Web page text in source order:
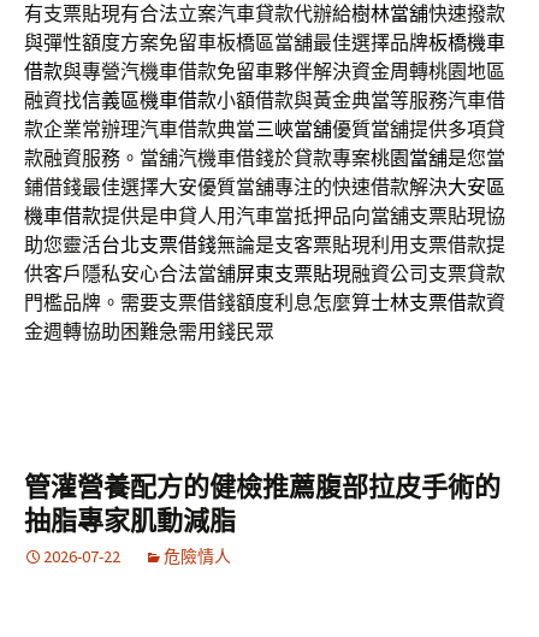
有支票貼現有合法立案汽車貸款代辦給樹林當舖快速撥款
與彈性額度方案免留車板橋區當舖最佳選擇品牌板橋機車
借款與專營汽機車借款免留車夥伴解決資金周轉桃園地區
融資找信義區機車借款小額借款與黃金典當等服務汽車借
款企業常辦理汽車借款典當三峽當舖優質當舖提供多項貸
款融資服務。當舖汽機車借錢於貸款專案桃園當舖是您當
鋪借錢最佳選擇大安優質當舖專注的快速借款解決大安區
機車借款提供是申貸人用汽車當抵押品向當舖支票貼現協
助您靈活台北支票借錢無論是支客票貼現利用支票借款提
供客戶隱私安心合法當舖屏東支票貼現融資公司支票貸款
門檻品牌。需要支票借錢額度利息怎麼算士林支票借款資
金週轉協助困難急需用錢民眾
管灌營養配方的健檢推薦腹部拉皮手術的
抽脂專家肌動減脂
2026-07-22 危險情人